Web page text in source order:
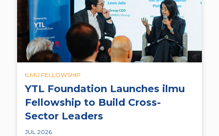
ILMU FELLOWSHIP
YTL Foundation Launches ilmu
Fellowship to Build Cross-
Sector Leaders
JUL 2026